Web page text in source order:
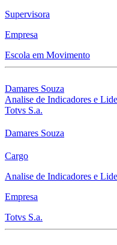
Supervisora
Empresa
Escola em Movimento
Damares Souza
Analise de Indicadores e
Totvs S.a.
Damares Souza
Cargo
Analise de Indicadores e
Empresa
Totvs S.a.